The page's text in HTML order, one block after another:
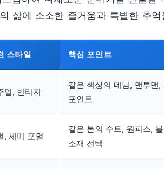
삶에 소소한 즐거움과 특별한 추
스타일 핵심 포인트
얼, 빈티지
같은 색상의 데님, 맨투맨
포인트
, 세미 포멀
같은 톤의 수트, 원피스,
소재 선택